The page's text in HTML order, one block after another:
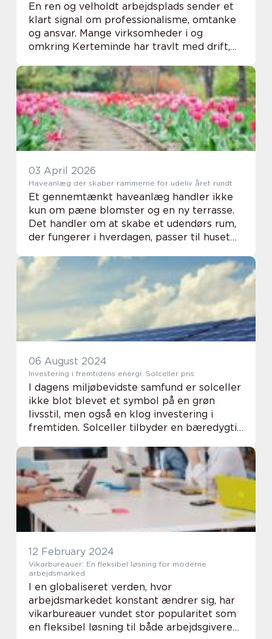
En ren og velholdt arbejdsplads sender et
klart signal om professionalisme, omtanke
og ansvar. Mange virksomheder i og
omkring Kerteminde har travlt med drift,
professionel rengøring en vigtig støtte i
hverdagen. ...
03 April 2026
Haveanlæg der skaber rammerne for udeliv året rundt
Et gennemtænkt haveanlæg handler ikke
kun om pæne blomster og en ny terrasse.
Det handler om at skabe et udendørs rum,
der fungerer i hverdagen, passer til huset
frodig vildskab, s...
06 August 2024
Investering i fremtidens energi: Solceller pris
I dagens miljøbevidste samfund er solceller
ikke blot blevet et symbol på en grøn
livsstil, men også en klog investering i
fremtiden. Solceller tilbyder en bæredygtig
12 February 2024
Vikarbureauer: En fleksibel løsning for moderne
arbejdsmarked
I en globaliseret verden, hvor
arbejdsmarkedet konstant ændrer sig, har
vikarbureauer vundet stor popularitet som
en fleksibel løsning til både arbejdsgivere